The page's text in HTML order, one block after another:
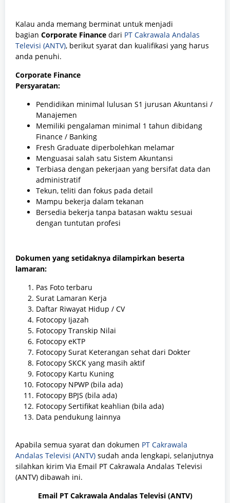
Kalau anda memang berminat untuk menjadi
bagian Corporate Finance dari PT Cakrawala Andalas
Televisi (ANTV), berikut syarat dan kualifikasi yang harus
anda penuhi.
Corporate Finance
Persyaratan:
Pendidikan minimal lulusan S1 jurusan Akuntansi /
Manajemen
Memiliki pengalaman minimal 1 tahun dibidang
Finance / Banking
Fresh Graduate diperbolehkan melamar
Menguasai salah satu Sistem Akuntansi
Terbiasa dengan pekerjaan yang bersifat data dan
administratif
Tekun, teliti dan fokus pada detail
Mampu bekerja dalam tekanan
Bersedia bekerja tanpa batasan waktu sesuai
dengan tuntutan profesi
Dokumen yang setidaknya dilampirkan beserta
lamaran:
Pas Foto terbaru
Surat Lamaran Kerja
Daftar Riwayat Hidup / CV
Fotocopy Ijazah
Fotocopy Transkip Nilai
Fotocopy eKTP
Fotocopy Surat Keterangan sehat dari Dokter
Fotocopy SKCK yang masih aktif
Fotocopy Kartu Kuning
Fotocopy NPWP (bila ada)
Fotocopy BPJS (bila ada)
Fotocopy Sertifikat keahlian (bila ada)
Data pendukung lainnya
Apabila semua syarat dan dokumen PT Cakrawala
Andalas Televisi (ANTV) sudah anda lengkapi, selanjutnya
silahkan kirim Via Email PT Cakrawala Andalas Televisi
(ANTV) dibawah ini.
Email PT Cakrawala Andalas Televisi (ANTV)